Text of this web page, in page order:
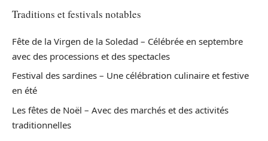
Traditions et festivals notables
Fête de la Virgen de la Soledad – Célébrée en septembre
avec des processions et des spectacles
Festival des sardines – Une célébration culinaire et festive
en été
Les fêtes de Noël – Avec des marchés et des activités
traditionnelles